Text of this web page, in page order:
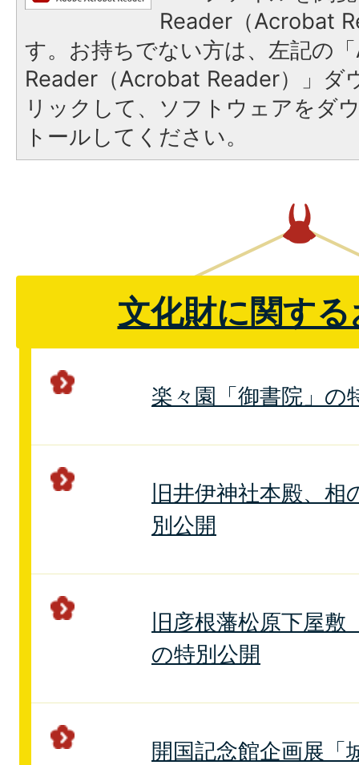
Reader（Acrobat
す。お持ちでない方は、左記の
Reader（Acrobat Reader）」ダ
リックして、ソフトウェアをダ
トールしてください。
文化財に関す
楽々園「御書院」の
旧井伊神社本殿、
別公開
旧彦根藩松原下屋
の特別公開
開国記念館企画展「